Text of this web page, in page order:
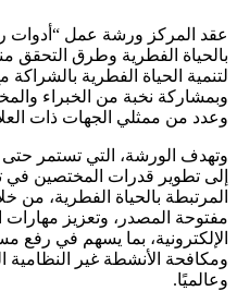
عقد المركز ورشة عمل “أدوات
بالحياة الفطرية وطرق التحقق
لتنمية الحياة الفطرية
وبمشاركة نخبة من الخبراء
وعدد من ممثلي الجهات ذات
وتهدف الورشة، التي تستمر حتى
إلى تطوير قدرات المختصين في
المرتبطة بالحياة الفطرية، من
مفتوحة المصدر، وتعزيز
الإلكترونية، بما يسهم في رفع
ومكافحة الأنشطة غير النظامية
وعالميًا.